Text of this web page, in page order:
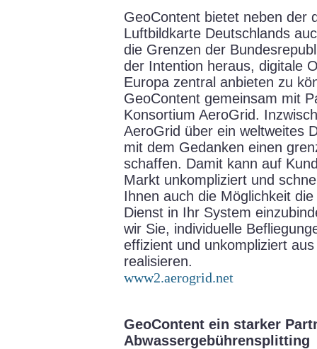
GeoContent bietet neben der
Luftbildkarte Deutschlands
die Grenzen der
der Intention heraus, digitale
Europa zentral anbieten zu
GeoContent gemeinsam mit
Konsortium AeroGrid.
AeroGrid über ein weltweites
mit dem Gedanken einen
schaffen. Damit kann auf
Markt unkompliziert und
Ihnen auch die Möglichkeit
Dienst in Ihr System
wir Sie, individuelle
effizient und unkompliziert
realisieren.
www2.aerogrid.net
GeoContent ein starker
Abwassergebührensplitting